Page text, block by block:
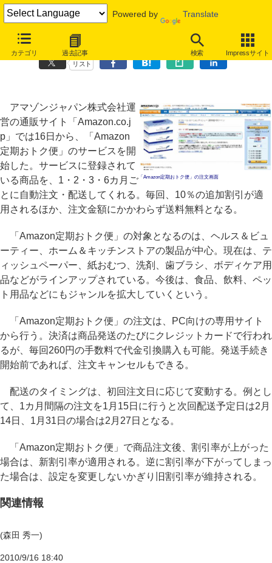
Powered by Translate
カテゴリ 過去記事 検索 Impressサイト
ティッシュや洗剤の自動注文で10％割引「Amazon定期おトク便」
リスト
「Amazon定期おトク便」の注文画面
アマゾンジャパン株式会社運
営の通販サイト「Amazon.co.j
p」では16日から、「Amazon
定期おトク便」のサービスを開
始した。サービスに登録されて
いる商品を、1・2・3・6カ月ご
とに自動注文・配送してくれる。毎回、10％の追加割引が適
用されるほか、注文金額にかかわらず送料無料となる。
「Amazon定期おトク便」の対象となるのは、ヘルス＆ビュ
ーティー、ホーム＆キッチンストアの製品が中心。現在は、テ
ィッシュペーパー、紙おむつ、洗剤、歯ブラシ、ボディケア用
品などがラインアップされている。今後は、食品、飲料、ペッ
ト用品などにもジャンルを拡大していくという。
「Amazon定期おトク便」の注文は、PC向けの専用サイト
から行う。決済は商品発送のたびにクレジットカードで行われ
るが、毎回260円の手数料で代金引換購入も可能。発送手続き
開始前であれば、注文キャンセルもできる。
配送のタイミングは、初回注文日に応じて変動する。例とし
て、1カ月間隔の注文を1月15日に行うと次回配送予定日は2月
14日、1月31日の場合は2月27日となる。
「Amazon定期おトク便」で商品注文後、割引率が上がった
場合は、新割引率が適用される。逆に割引率が下がってしまっ
た場合は、設定を変更しないかぎり旧割引率が維持される。
関連情報
(森田 秀一)
2010/9/16 18:40